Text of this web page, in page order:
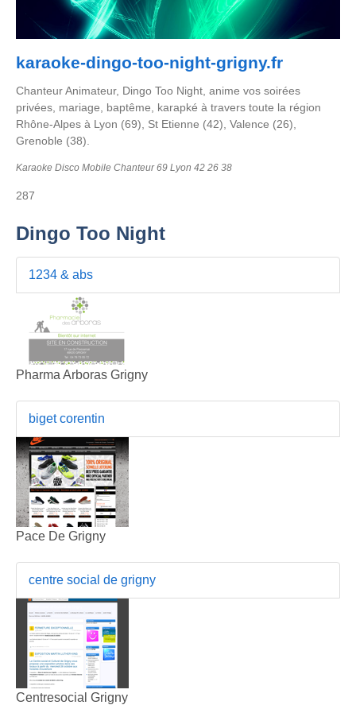
karaoke-dingo-too-night-grigny.fr
Chanteur Animateur, Dingo Too Night, anime vos soirées
privées, mariage, baptême, karapké à travers toute la région
Rhône-Alpes à Lyon (69), St Etienne (42), Valence (26),
Grenoble (38).
Karaoke Disco Mobile Chanteur 69 Lyon 42 26 38
287
Dingo Too Night
1234 & abs
Pharma Arboras Grigny
biget corentin
Pace De Grigny
centre social de grigny
Centresocial Grigny